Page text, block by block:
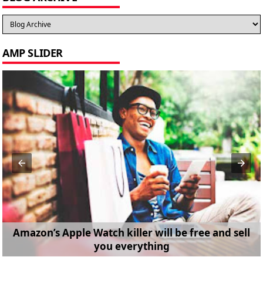
AMP SLIDER
Amazon’s Apple Watch killer will be free and sell
you everything